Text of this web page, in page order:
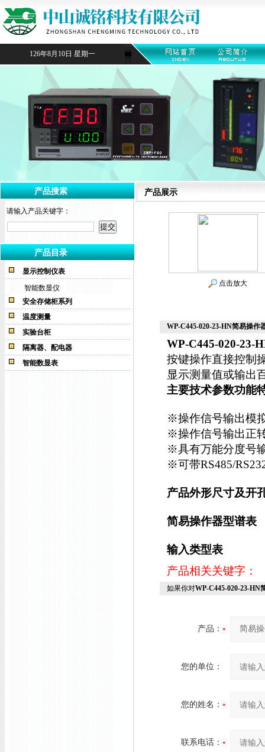
126年8月10日 星期一
产品搜索
请输入产品关键字：
产品目录
显示控制仪表
智能数显仪
安全存储柜系列
温度测量
实验台柜
隔离器、配电器
智能数显表
产品展示
点击放大
WP-C445-020-23-HN简易操作
WP-C445-020-23-
按键操作直接控制
显示测量值或输出
主要技术参数功能
※操作信号输出模
※操作信号输出正
※具有万能分度号
※可带RS485/
产品外形尺寸及开
简易操作器型谱表
输入类型表
产品相关关键字：
如果你对WP-C445-020-23-HN
产品：
您的单位：
您的姓名：
联系电话：